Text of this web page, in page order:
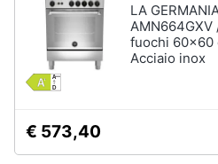
LA
fuochi 60x60
Acciaio inox
€ 573,40